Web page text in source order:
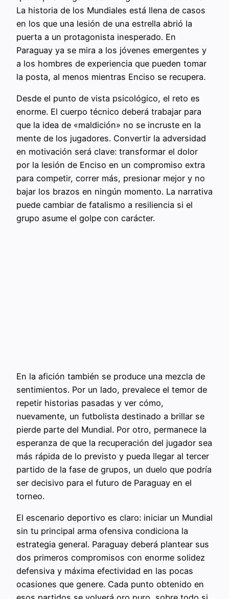
La historia de los Mundiales está llena de casos
en los que una lesión de una estrella abrió la
puerta a un protagonista inesperado. En
Paraguay ya se mira a los jóvenes emergentes y
a los hombres de experiencia que pueden tomar
la posta, al menos mientras Enciso se recupera.
Desde el punto de vista psicológico, el reto es
enorme. El cuerpo técnico deberá trabajar para
que la idea de «maldición» no se incruste en la
mente de los jugadores. Convertir la adversidad
en motivación será clave: transformar el dolor
por la lesión de Enciso en un compromiso extra
para competir, correr más, presionar mejor y no
bajar los brazos en ningún momento. La narrativa
puede cambiar de fatalismo a resiliencia si el
grupo asume el golpe con carácter.
En la afición también se produce una mezcla de
sentimientos. Por un lado, prevalece el temor de
repetir historias pasadas y ver cómo,
nuevamente, un futbolista destinado a brillar se
pierde parte del Mundial. Por otro, permanece la
esperanza de que la recuperación del jugador sea
más rápida de lo previsto y pueda llegar al tercer
partido de la fase de grupos, un duelo que podría
ser decisivo para el futuro de Paraguay en el
torneo.
El escenario deportivo es claro: iniciar un Mundial
sin tu principal arma ofensiva condiciona la
estrategia general. Paraguay deberá plantear sus
dos primeros compromisos con enorme solidez
defensiva y máxima efectividad en las pocas
ocasiones que genere. Cada punto obtenido en